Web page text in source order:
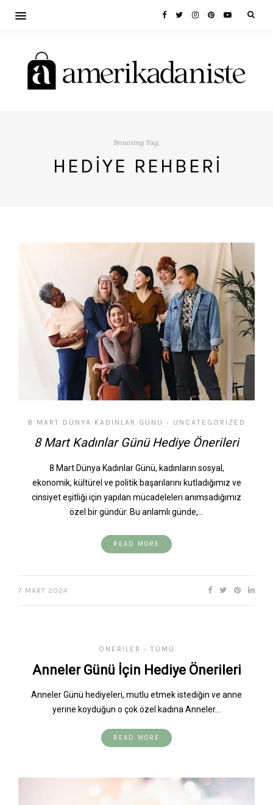
Browsing Tag:
HEDIYE REHBERI
8 MART DÜNYA KADINLAR GÜNÜ • UNCATEGORIZED
8 Mart Kadınlar Günü Hediye Önerileri
8 Mart Dünya Kadınlar Günü, kadınların sosyal,
ekonomik, kültürel ve politik başarılarını kutladığımız ve
cinsiyet eşitliği için yapılan mücadeleleri anımsadığımız
özel bir gündür. Bu anlamlı günde,…
READ MORE
7 MART 2024
ÖNERILER • TÜMÜ
Anneler Günü İçin Hediye Önerileri
Anneler Günü hediyeleri, mutlu etmek istediğin ve anne
yerine koyduğun o çok özel kadına Anneler…
READ MORE